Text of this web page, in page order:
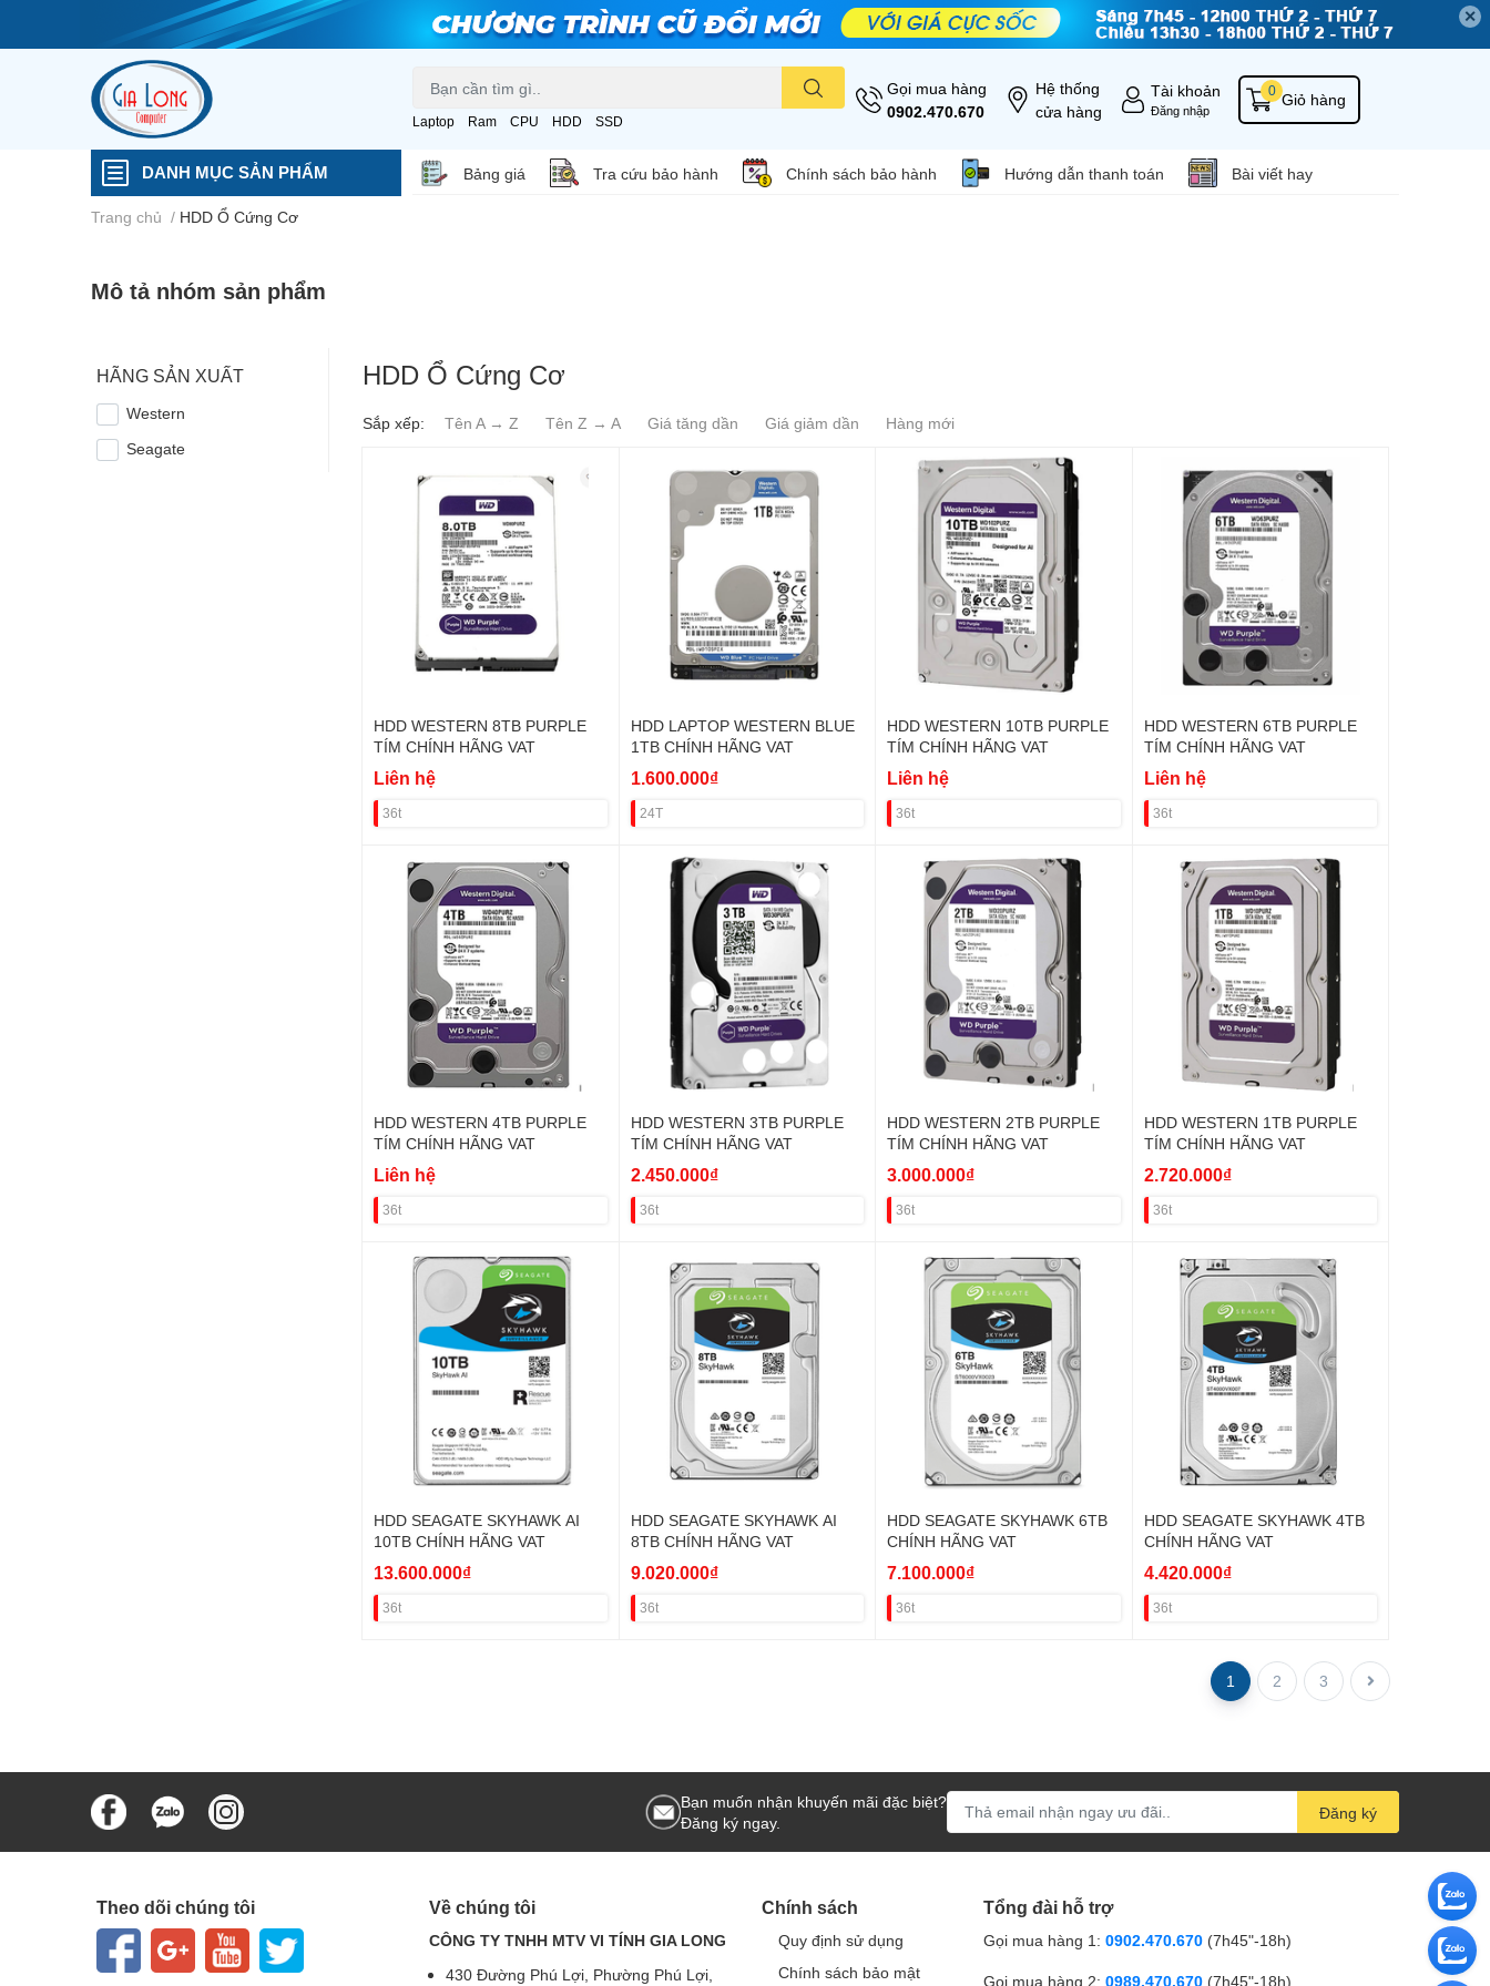
✕
Laptop Ram CPU HDD SSD
Gọi mua hàng
0902.470.670
Hệ thống
cửa hàng
Tài khoản
Đăng nhập
Giỏ hàng
0
DANH MỤC SẢN PHẨM Bảng giá Tra cứu bảo hành Chính sách bảo hành Hướng dẫn thanh toán Bài viết hay
Trang chủ / HDD Ổ Cứng Cơ
Mô tả nhóm sản phẩm
HÃNG SẢN XUẤT
Western
Seagate
HDD Ổ Cứng Cơ
Sắp xếp: Tên A → Z Tên Z → A Giá tăng dần Giá giảm dần Hàng mới
HDD WESTERN 8TB PURPLE
TÍM CHÍNH HÃNG VAT
Liên hệ
36t
HDD LAPTOP WESTERN BLUE
1TB CHÍNH HÃNG VAT
1.600.000₫
24T
HDD WESTERN 10TB PURPLE
TÍM CHÍNH HÃNG VAT
Liên hệ
36t
HDD WESTERN 6TB PURPLE
TÍM CHÍNH HÃNG VAT
Liên hệ
36t
HDD WESTERN 4TB PURPLE
TÍM CHÍNH HÃNG VAT
Liên hệ
36t
HDD WESTERN 3TB PURPLE
TÍM CHÍNH HÃNG VAT
2.450.000₫
36t
HDD WESTERN 2TB PURPLE
TÍM CHÍNH HÃNG VAT
3.000.000₫
36t
HDD WESTERN 1TB PURPLE
TÍM CHÍNH HÃNG VAT
2.720.000₫
36t
HDD SEAGATE SKYHAWK AI
10TB CHÍNH HÃNG VAT
13.600.000₫
36t
HDD SEAGATE SKYHAWK AI
8TB CHÍNH HÃNG VAT
9.020.000₫
36t
HDD SEAGATE SKYHAWK 6TB
CHÍNH HÃNG VAT
7.100.000₫
36t
HDD SEAGATE SKYHAWK 4TB
CHÍNH HÃNG VAT
4.420.000₫
36t
1 2 3
Bạn muốn nhận khuyến mãi đặc biệt?
Đăng ký ngay.
Đăng ký
Theo dõi chúng tôi Về chúng tôi
CÔNG TY TNHH MTV VI TÍNH GIA LONG
430 Đường Phú Lợi, Phường Phú Lợi,
Chính sách
Quy định sử dụng
Chính sách bảo mật
Tổng đài hỗ trợ
Gọi mua hàng 1: 0902.470.670 (7h45"-18h)
Gọi mua hàng 2: 0989.470.670 (7h45"-18h)